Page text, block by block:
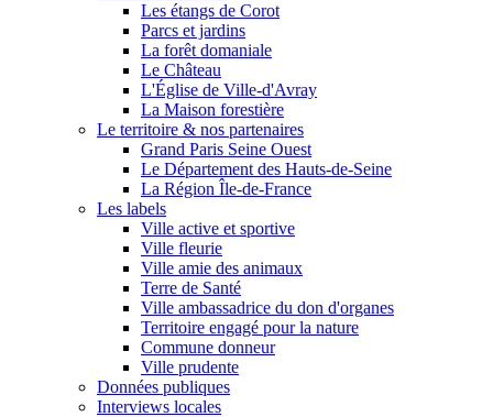
Les étangs de Corot
Parcs et jardins
La forêt domaniale
Le Château
L'Église de Ville-d'Avray
La Maison forestière
Le territoire & nos partenaires
Grand Paris Seine Ouest
Le Département des Hauts-de-Seine
La Région Île-de-France
Les labels
Ville active et sportive
Ville fleurie
Ville amie des animaux
Terre de Santé
Ville ambassadrice du don d'organes
Territoire engagé pour la nature
Commune donneur
Ville prudente
Données publiques
Interviews locales